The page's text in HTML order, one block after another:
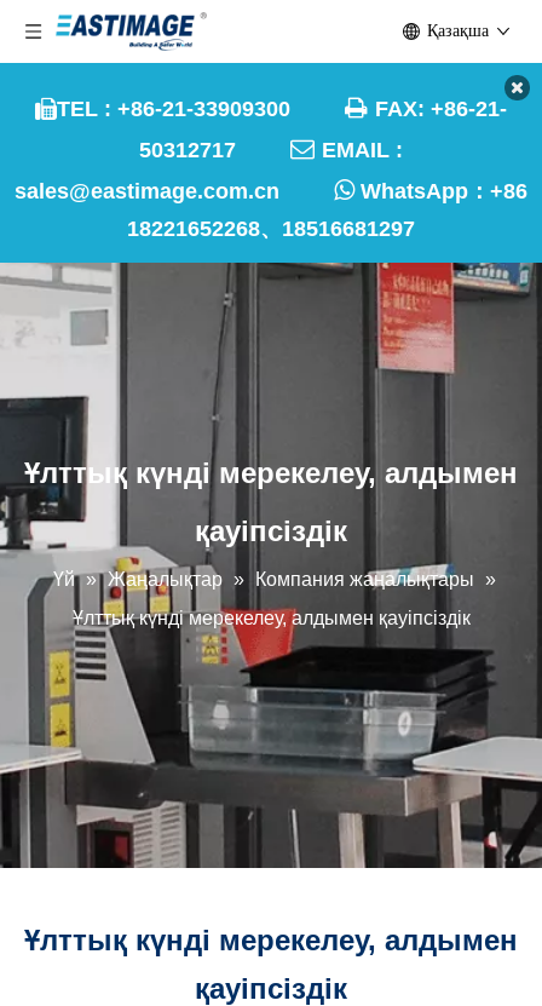
TEL : +86-21-33909300  FAX: +86-21-
50312717  EMAIL :
sales@eastimage.com.cn
WhatsApp： +86
18221652268、18516681297
Қазақша
Ұлттық күнді мерекелеу, алдымен
қауіпсіздік
Үй » Жаңалықтар » Компания жаңалықтары »
Ұлттық күнді мерекелеу, алдымен қауіпсіздік
Ұлттық күнді мерекелеу, алдымен
қауіпсіздік